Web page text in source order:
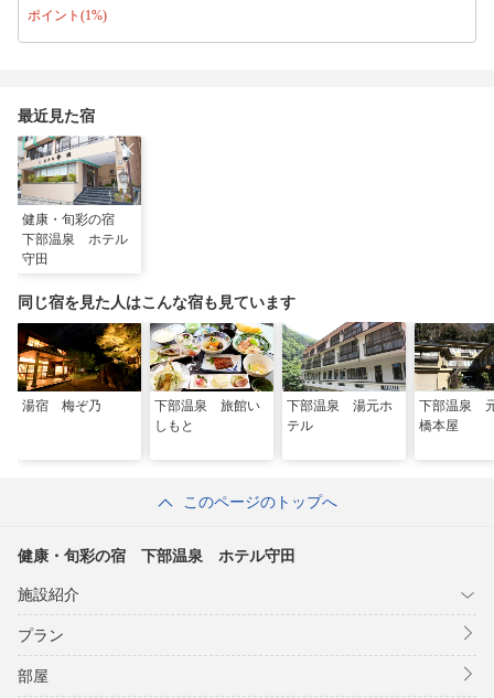
ポイント(1%)
最近見た宿
健康・旬彩の宿
下部温泉 ホテル
守田
同じ宿を見た人はこんな宿も見ています
湯宿 梅ぞ乃
下部温泉 旅館い
しもと
下部温泉 湯元ホ
テル
下部温泉
橋本屋
このページのトップへ
健康・旬彩の宿 下部温泉 ホテル守田
施設紹介
プラン
部屋